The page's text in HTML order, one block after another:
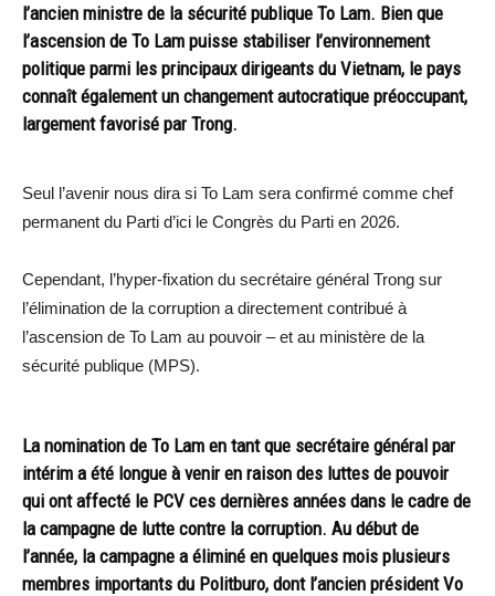
l’ancien ministre de la sécurité publique To Lam. Bien que
l’ascension de To Lam puisse stabiliser l’environnement
politique parmi les principaux dirigeants du Vietnam, le pays
connaît également un changement autocratique préoccupant,
largement favorisé par Trong.
Seul l’avenir nous dira si To Lam sera confirmé comme chef
permanent du Parti d’ici le Congrès du Parti en 2026.
Cependant, l’hyper-fixation du secrétaire général Trong sur
l’élimination de la corruption a directement contribué à
l’ascension de To Lam au pouvoir – et au ministère de la
sécurité publique (MPS).
La nomination de To Lam en tant que secrétaire général par
intérim a été longue à venir en raison des luttes de pouvoir
qui ont affecté le PCV ces dernières années dans le cadre de
la campagne de lutte contre la corruption. Au début de
l’année, la campagne a éliminé en quelques mois plusieurs
membres importants du Politburo, dont l’ancien président Vo